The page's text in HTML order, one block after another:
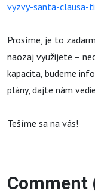
vyzvy-santa-clausa-
Prosíme, je to
naozaj využijete –
kapacita, budeme
plány, dajte nám
Tešíme sa na vás!
Comment